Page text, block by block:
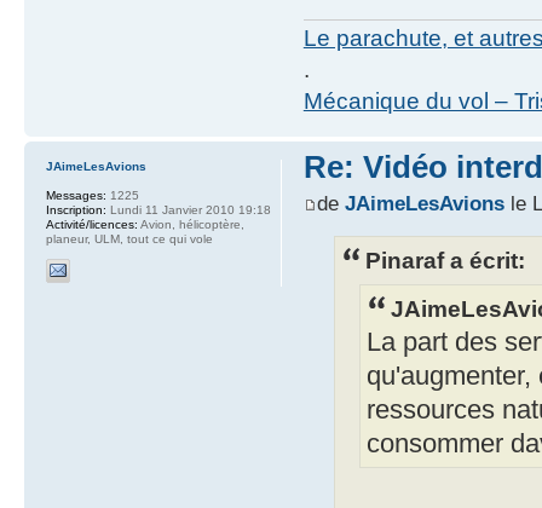
Le parachute, et
.
Mécanique du vol –
Re: Vidéo
de JAimeLesAvionsle
Pinaraf a écrit:
La part des
ressources
consommer
JAimeLesAvions
Messages: 1225
Inscription: Lundi 11 Janvier 2010 19:18
Activité/licences: Avion, hélicoptère,
planeur, ULM, tout ce qui vole